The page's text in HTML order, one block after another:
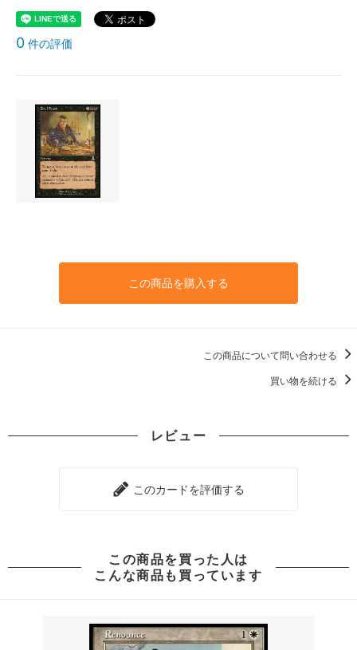
0 件の評価
この商品を購入する
この商品について問い合わせる
買い物を続ける
レビュー
このカードを評価する
この商品を買った人は
こんな商品も買っています